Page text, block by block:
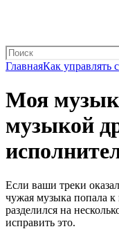
ГлавнаяКак управлять
Моя
музыкой
Если ваши треки
чужая музыка попала
разделился на
исправить это.